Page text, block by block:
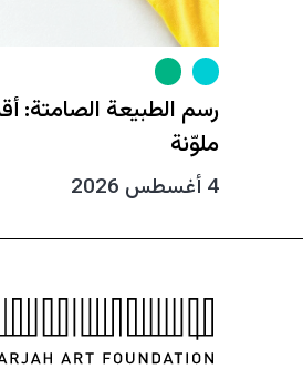
رسم الطبيعة الصامتة:
ملوّنة
4 أغسطس 2026